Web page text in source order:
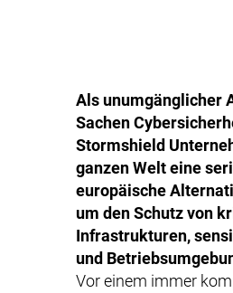
Als unumgänglicher
Sachen
Stormshield
ganzen Welt eine
europäische
um den Schutz von
Infrastrukturen,
und
Vor einem immer